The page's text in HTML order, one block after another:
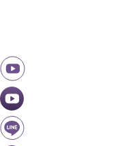
要
內
容